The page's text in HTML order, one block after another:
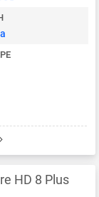
HD 8 Plus